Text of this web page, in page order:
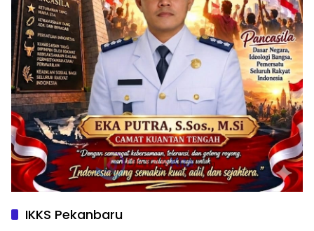
IKKS Pekanbaru